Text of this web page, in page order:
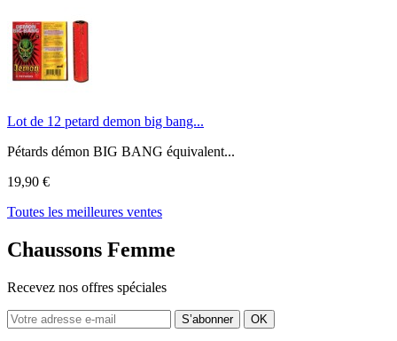
Lot de 12 petard demon big bang...
Pétards démon BIG BANG équivalent...
19,90 €
Toutes les meilleures ventes
Chaussons Femme
Recevez nos offres spéciales